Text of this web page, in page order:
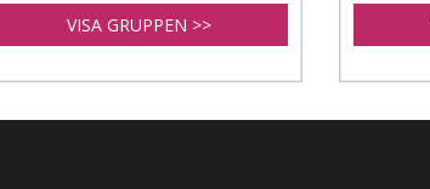
VISA GRUPPEN >>